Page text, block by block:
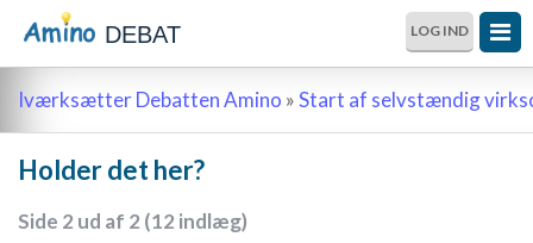
DEBAT LOG IND
Iværksætter Debatten Amino »Start af selvstændig
Holder det her?
Side 2 ud af 2 (12 indlæg)